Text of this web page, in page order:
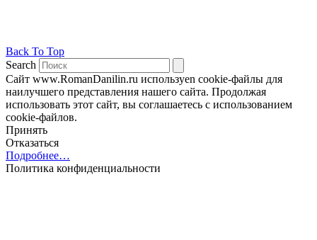
Back To Top
Search
Сайт www.RomanDanilin.ru используеn cookie-файлы для
наилучшего представления нашего сайта. Продолжая
использовать этот сайт, вы соглашаетесь с использованием
cookie-файлов.
Принять
Отказаться
Подробнее…
Политика конфиденциальности